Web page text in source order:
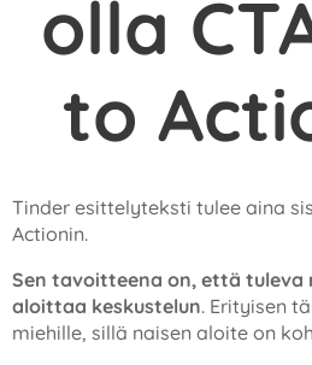
olla
to
Tinder esittelyteksti tulee aina
Actionin.
Sen tavoitteena on, että tuleva
aloittaa keskustelun. Erityisen
miehille, sillä naisen aloite on